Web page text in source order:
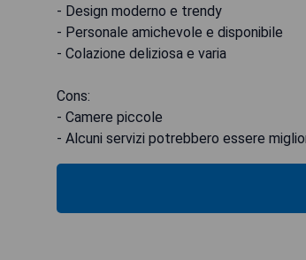
- Design moderno e trendy
- Personale amichevole e disponibile
- Colazione deliziosa e varia
Cons:
- Camere piccole
- Alcuni servizi potrebbero essere